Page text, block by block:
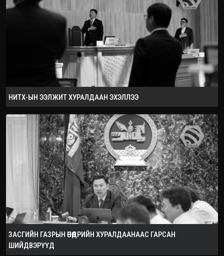
2026.08.08
НИТХ-ЫН ЭЭЛЖИТ ХУРАЛДААН ЭХЭЛЛЭЭ
ЗАСГИЙН ГАЗРЫН ӨНӨӨДРИЙН ХУРАЛДААНААС ГАРСАН
ШИЙДВЭРҮҮД